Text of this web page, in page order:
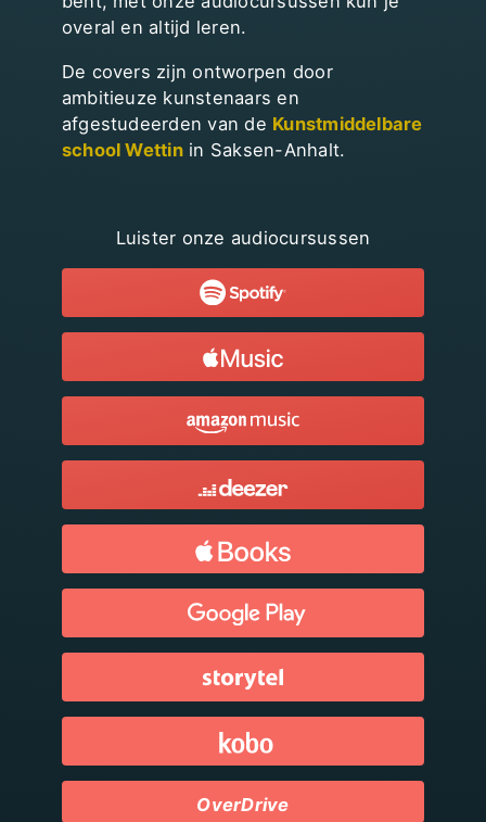
overal en altijd leren.
De covers zijn ontworpen door
ambitieuze kunstenaars en
afgestudeerden van de Kunstmiddelbare
school Wettinin Saksen-Anhalt.
Luister onze audiocursussen
OverDrive